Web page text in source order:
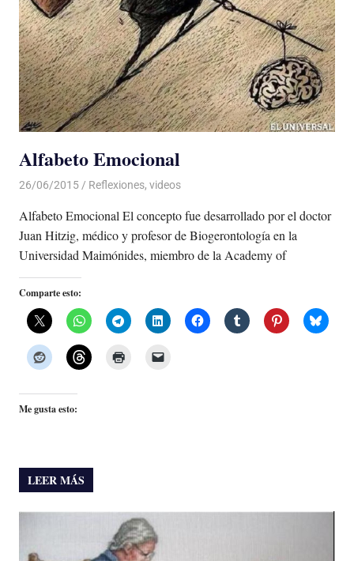
Alfabeto Emocional
26/06/2015 Luis Castellanos
Reflexiones, videos
Alfabeto Emocional El concepto fue desarrollado por el doctor
Juan Hitzig, médico y profesor de Biogerontología en la
Universidad Maimónides, miembro de la Academy of
Comparte esto:
Me gusta esto:
LEER MÁS